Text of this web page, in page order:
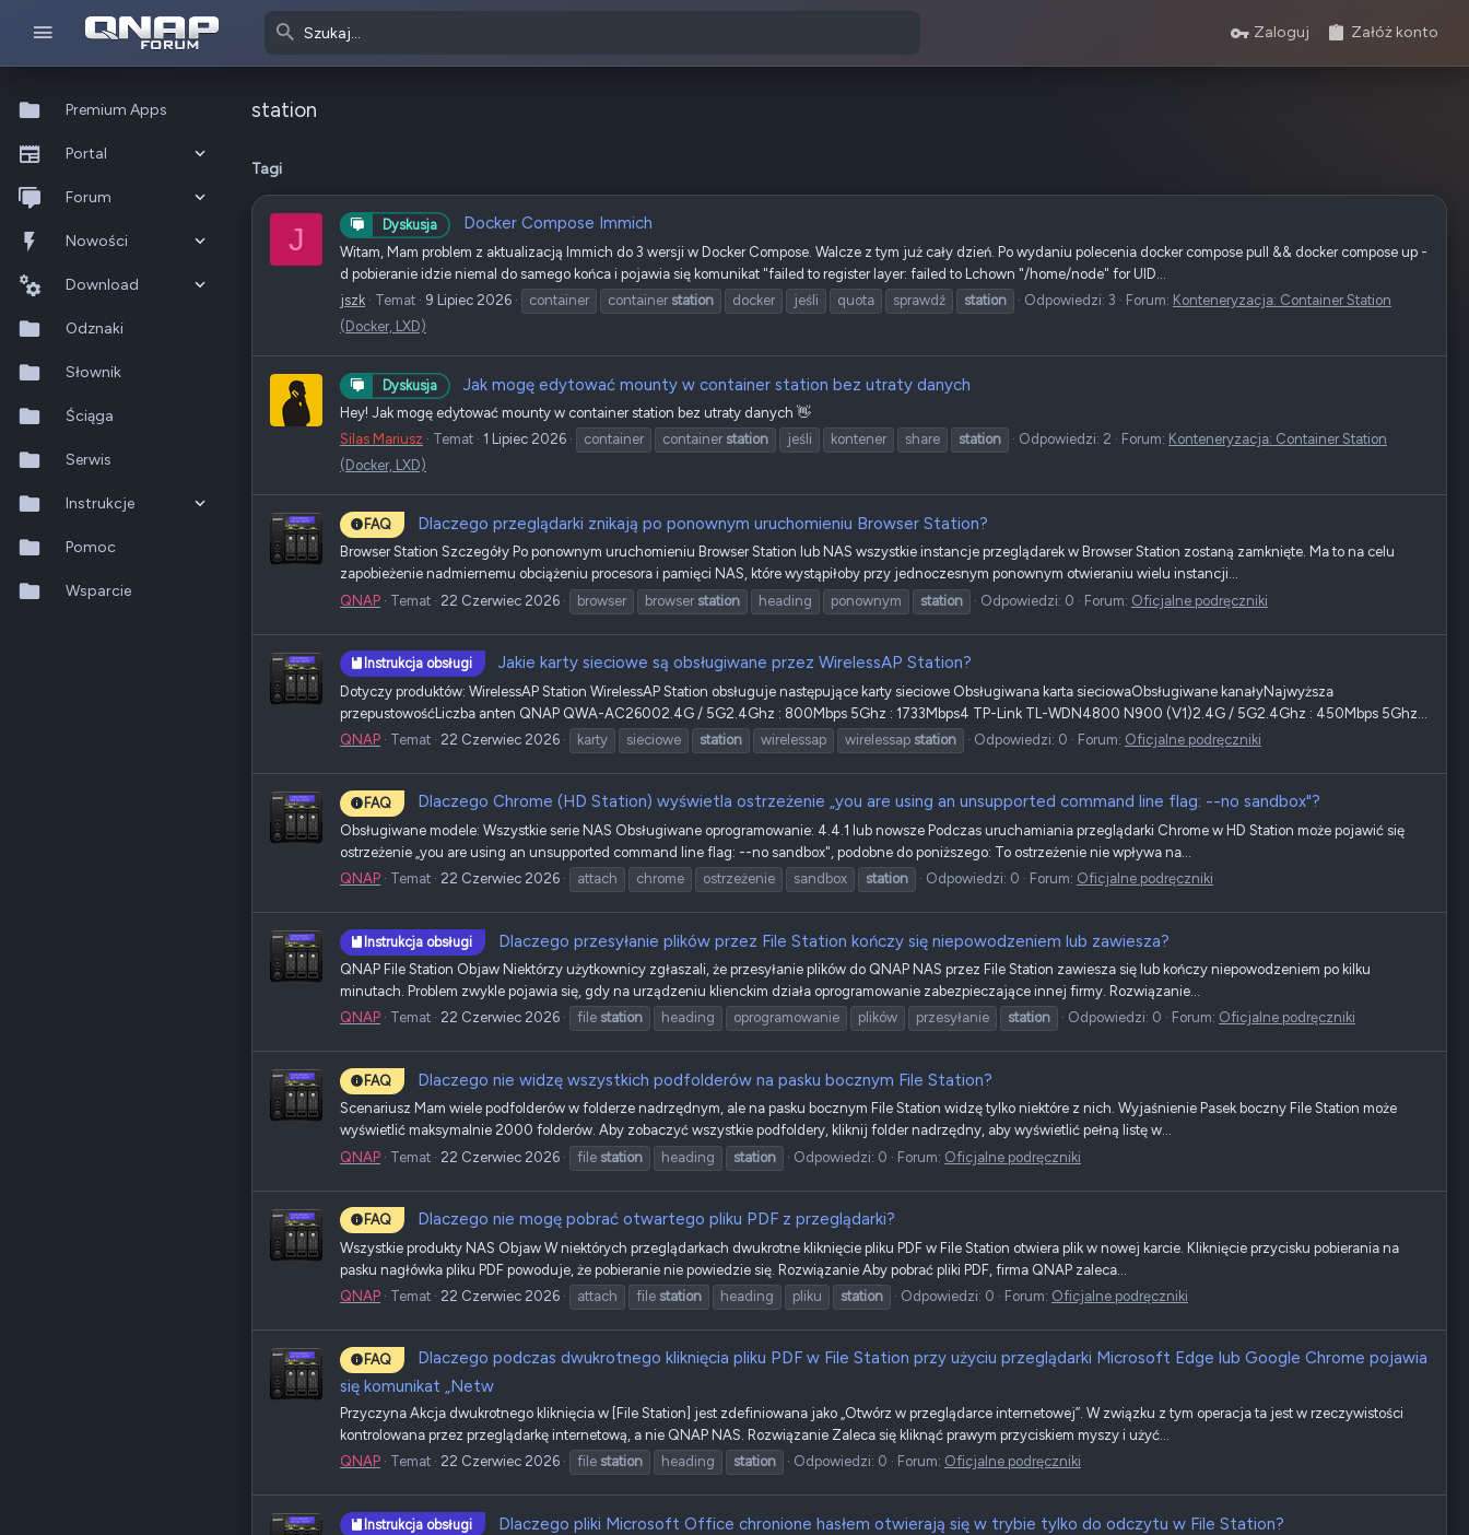
Zaloguj Załóż konto
Premium Apps
Portal
Co nowego?
Ostatnia aktywność
Forum
Nowe posty
Popularne
Szukaj na forum
Nowości
Nowe posty
Wszystkie posty
Nowe zasoby
Ostatnia aktywność
Download
Szukaj zasobów
Odznaki
Słownik
Ściąga
Serwis
Instrukcje
QTS 5.2.x
QuTS hero h6.0.x
Pomoc
Wsparcie
station
Tagi
J Dyskusja Docker Compose Immich
Witam, Mam problem z aktualizacją Immich do 3 wersji w Docker Compose. Walcze z tym już cały dzień. Po wydaniu polecenia docker compose pull && docker compose up -
d pobieranie idzie niemal do samego końca i pojawia się komunikat "failed to register layer: failed to Lchown "/home/node" for UID...
jszk
Temat 9 Lipiec 2026 container container station docker jeśli quota sprawdź station Odpowiedzi: 3 Forum: Konteneryzacja: Container Station
(Docker, LXD)
Dyskusja Jak mogę edytować mounty w container station bez utraty danych
Hey! Jak mogę edytować mounty w container station bez utraty danych 👋
Silas Mariusz
Temat 1 Lipiec 2026 container container station jeśli kontener share station Odpowiedzi: 2 Forum: Konteneryzacja: Container Station
(Docker, LXD)
FAQ Dlaczego przeglądarki znikają po ponownym uruchomieniu Browser Station?
Browser Station Szczegóły Po ponownym uruchomieniu Browser Station lub NAS wszystkie instancje przeglądarek w Browser Station zostaną zamknięte. Ma to na celu
zapobieżenie nadmiernemu obciążeniu procesora i pamięci NAS, które wystąpiłoby przy jednoczesnym ponownym otwieraniu wielu instancji...
QNAP
Temat 22 Czerwiec 2026 browser browser station heading ponownym station Odpowiedzi: 0 Forum: Oficjalne podręczniki
Instrukcja obsługi Jakie karty sieciowe są obsługiwane przez WirelessAP Station?
Dotyczy produktów: WirelessAP Station WirelessAP Station obsługuje następujące karty sieciowe Obsługiwana karta sieciowaObsługiwane kanałyNajwyższa
przepustowośćLiczba anten QNAP QWA-AC26002.4G / 5G2.4Ghz : 800Mbps 5Ghz : 1733Mbps4 TP-Link TL-WDN4800 N900 (V1)2.4G / 5G2.4Ghz : 450Mbps 5Ghz...
QNAP
Temat 22 Czerwiec 2026 karty sieciowe station wirelessap wirelessap station Odpowiedzi: 0 Forum: Oficjalne podręczniki
FAQ Dlaczego Chrome (HD Station) wyświetla ostrzeżenie „you are using an unsupported command line flag: --no sandbox"?
Obsługiwane modele: Wszystkie serie NAS Obsługiwane oprogramowanie: 4.4.1 lub nowsze Podczas uruchamiania przeglądarki Chrome w HD Station może pojawić się
ostrzeżenie „you are using an unsupported command line flag: --no sandbox", podobne do poniższego: To ostrzeżenie nie wpływa na...
QNAP
Temat 22 Czerwiec 2026 attach chrome ostrzeżenie sandbox station Odpowiedzi: 0 Forum: Oficjalne podręczniki
Instrukcja obsługi Dlaczego przesyłanie plików przez File Station kończy się niepowodzeniem lub zawiesza?
QNAP File Station Objaw Niektórzy użytkownicy zgłaszali, że przesyłanie plików do QNAP NAS przez File Station zawiesza się lub kończy niepowodzeniem po kilku
minutach. Problem zwykle pojawia się, gdy na urządzeniu klienckim działa oprogramowanie zabezpieczające innej firmy. Rozwiązanie...
QNAP
Temat 22 Czerwiec 2026 file station heading oprogramowanie plików przesyłanie station Odpowiedzi: 0 Forum: Oficjalne podręczniki
FAQ Dlaczego nie widzę wszystkich podfolderów na pasku bocznym File Station?
Scenariusz Mam wiele podfolderów w folderze nadrzędnym, ale na pasku bocznym File Station widzę tylko niektóre z nich. Wyjaśnienie Pasek boczny File Station może
wyświetlić maksymalnie 2000 folderów. Aby zobaczyć wszystkie podfoldery, kliknij folder nadrzędny, aby wyświetlić pełną listę w...
QNAP
Temat 22 Czerwiec 2026 file station heading station Odpowiedzi: 0 Forum: Oficjalne podręczniki
FAQ Dlaczego nie mogę pobrać otwartego pliku PDF z przeglądarki?
Wszystkie produkty NAS Objaw W niektórych przeglądarkach dwukrotne kliknięcie pliku PDF w File Station otwiera plik w nowej karcie. Kliknięcie przycisku pobierania na
pasku nagłówka pliku PDF powoduje, że pobieranie nie powiedzie się. Rozwiązanie Aby pobrać pliki PDF, firma QNAP zaleca...
QNAP
Temat 22 Czerwiec 2026 attach file station heading pliku station Odpowiedzi: 0 Forum: Oficjalne podręczniki
FAQ
Dlaczego podczas dwukrotnego kliknięcia pliku PDF w File Station przy użyciu przeglądarki Microsoft Edge lub Google Chrome pojawia
się komunikat „Netw
Przyczyna Akcja dwukrotnego kliknięcia w [File Station] jest zdefiniowana jako „Otwórz w przeglądarce internetowej”. W związku z tym operacja ta jest w rzeczywistości
kontrolowana przez przeglądarkę internetową, a nie QNAP NAS. Rozwiązanie Zaleca się kliknąć prawym przyciskiem myszy i użyć...
QNAP
Temat 22 Czerwiec 2026 file station heading station Odpowiedzi: 0 Forum: Oficjalne podręczniki
Instrukcja obsługi Dlaczego pliki Microsoft Office chronione hasłem otwierają się w trybie tylko do odczytu w File Station?